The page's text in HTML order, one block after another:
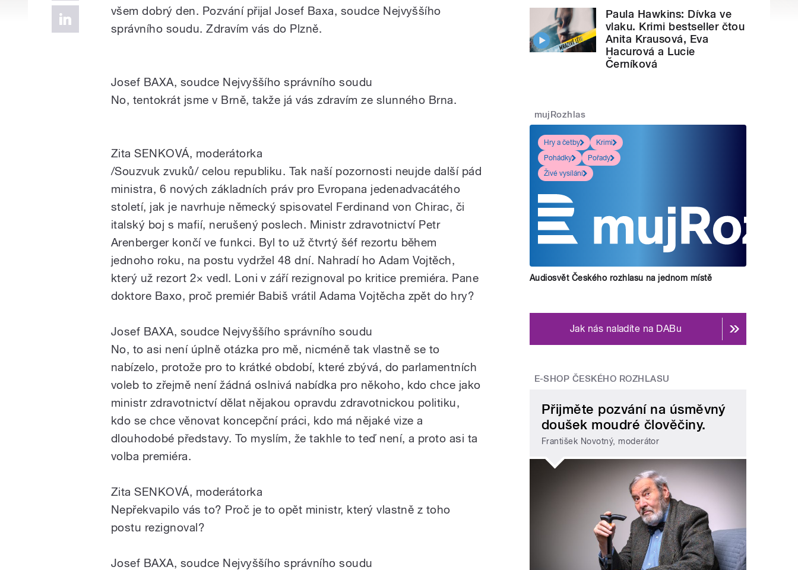
všem dobrý den. Pozvání přijal Josef Baxa, soudce Nejvyššího
správního soudu.Zdravím vás do Plzně.
Josef BAXA, soudce Nejvyššího správního soudu
No, tentokrát jsme v Brně,takže já vás zdravím ze slunného Brna.
Zita SENKOVÁ, moderátorka
/Souzvuk zvuků/ celou republiku. Tak naší pozornosti neujde další pád
ministra, 6 nových základních práv pro Evropana jedenadvacátého
století, jak je navrhuje německý spisovatel Ferdinand von Chirac, či
italský boj s mafií, nerušený poslech. Ministr zdravotnictví Petr
Arenberger končí ve funkci. Byl to už čtvrtý šéf rezortu během
jednoho roku, na postu vydržel 48 dní. Nahradí ho Adam Vojtěch,
který už rezort 2× vedl. Loni v září rezignoval po kritice premiéra. Pane
doktore Baxo, proč premiér Babiš vrátil Adama Vojtěcha zpět do hry?
Josef BAXA, soudce Nejvyššího správního soudu
No, to asi není úplně otázka pro mě, nicméně tak vlastně se to
nabízelo, protože pro to krátké období, které zbývá, do parlamentních
voleb to zřejmě není žádná oslnivá nabídka pro někoho, kdo chce jako
ministr zdravotnictví dělat nějakou opravdu zdravotnickou politiku,
kdo se chce věnovat koncepční práci, kdo má nějaké vize a
dlouhodobé představy. To myslím, že takhle to teď není, a proto asi ta
volba premiéra.
Zita SENKOVÁ, moderátorka
Nepřekvapilo vás to? Proč je to opět ministr, který vlastně z toho
postu rezignoval?
Josef BAXA, soudce Nejvyššího správního soudu
Paula Hawkins: Dívka ve
vlaku. Krimi bestseller čtou
Anita Krausová, Eva
Hacurová a Lucie
Černíková
mujRozhlas
Hry a četby
Krimi
Pohádky
Pořady
Živé vysílání
Audiosvět Českého rozhlasu na jednom místě
Jak nás naladíte na DABu
E-SHOP ČESKÉHO ROZHLASU
Přijměte pozvání na úsměvný
doušek moudré člověčiny.
František Novotný, moderátor